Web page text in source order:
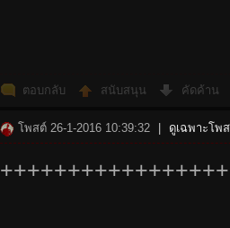
ตอบกลับ สนับสนุน คัดค้าน
โพสต์ 26-1-2016 10:39:32 ดูเฉพาะโพ